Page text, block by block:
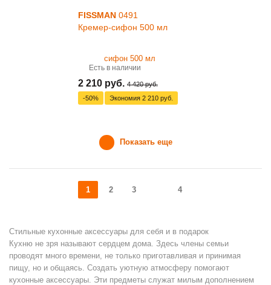
FISSMAN 0491
Кремер-сифон 500 мл
Есть в наличии
2 210 руб. 4 420 руб.
-50%
Экономия 2 210 руб.
Показать еще
1 2 3 4
Стильные кухонные аксессуары для себя и в подарок
Кухню не зря называют сердцем дома. Здесь члены семьи
проводят много времени, не только приготавливая и принимая
пищу, но и общаясь. Создать уютную атмосферу помогают
кухонные аксессуары. Эти предметы служат милым дополнением